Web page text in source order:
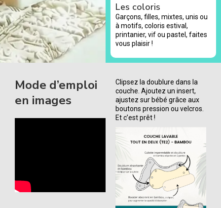
Les coloris
Garçons, filles, mixtes, unis ou
à motifs, coloris estival,
printanier, vif ou pastel, faites
vous plaisir !
Mode d’emploi
en images
Clipsez la doublure dans la
couche. Ajoutez un insert,
ajustez sur bébé grâce aux
boutons pression ou velcros.
Et c’est prêt !